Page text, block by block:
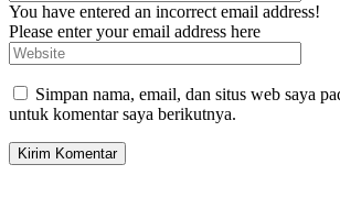
You have entered an incorrect email address!
Please enter your email address here
Simpan nama, email, dan situs web saya
untuk komentar saya berikutnya.